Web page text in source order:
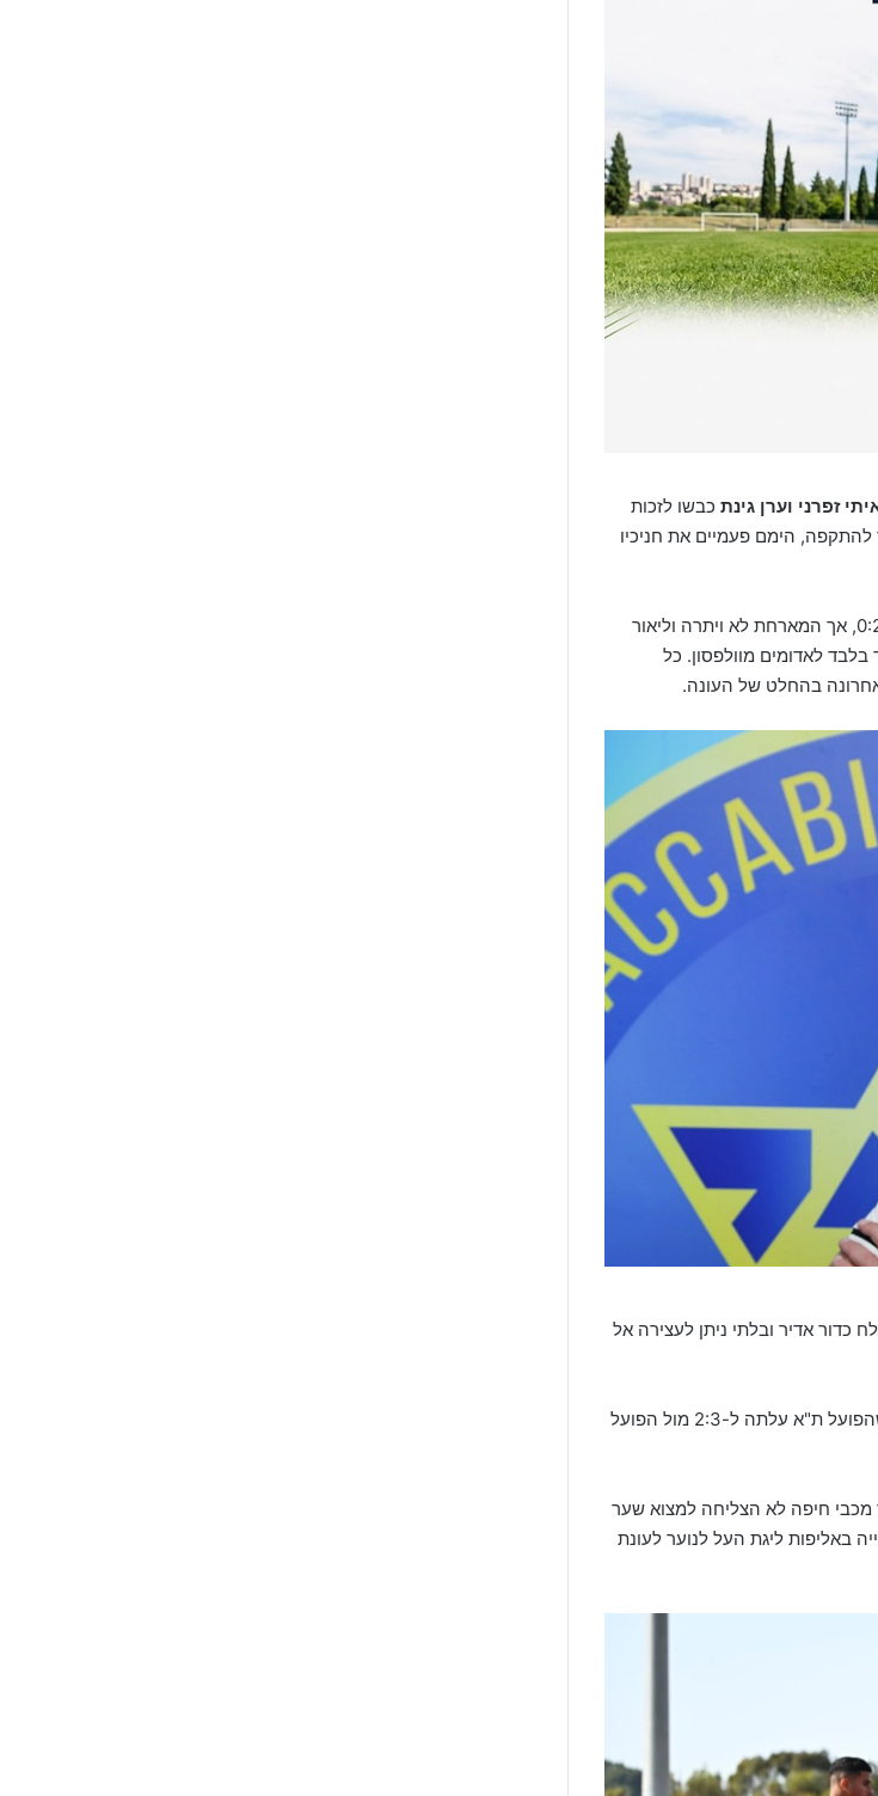
זפרני וערן גינת כבשו לזכות
מהקישור להתקפה, הימם פעמיים את חניכיו
העניקו להפועל ת"א יתרון מהיר של 0:2, אך המארחת לא ויתרה וליאור
לאדומים מוולפסון. כל
בהחלט של העונה.
כדור אדיר ובלתי ניתן לעצירה אל
מצאו גם הם את הרשת, כשהפועל ת"א עלתה ל-2:3 מול הפועל
מכבי חיפה לא הצליחה למצוא שער
באליפות ליגת העל לנוער לעונת